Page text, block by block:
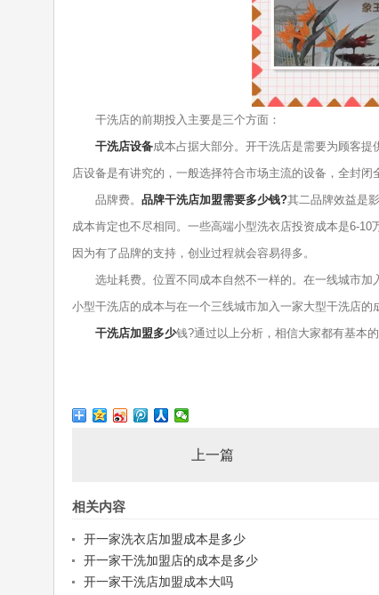
干洗店的前期投入主要是三个方面：
干洗店设备成本占据大部分。开干洗店是需要为顾客
店设备是有讲究的，一般选择符合市场主流的设备，全封
品牌费。 品牌干洗店加盟需要多少钱?其二品牌效益是
成本肯定也不尽相同。一些高端小型洗衣店投资成本是6-
因为有了品牌的支持，创业过程就会容易得多。
选址耗费。位置不同成本自然不一样的。在一线城市加
小型干洗店的成本与在一个三线城市加入一家大型干洗店的
干洗店加盟多少钱?通过以上分析，相信大家都有基本
上一篇
相关内容
开一家洗衣店加盟成本是多少
开一家干洗加盟店的成本是多少
开一家干洗店加盟成本大吗